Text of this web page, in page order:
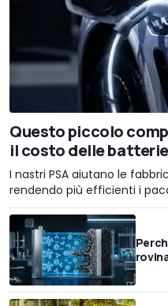
Questo piccolo
il costo delle batterie
I nastri PSA aiutano le
rendendo più efficienti i